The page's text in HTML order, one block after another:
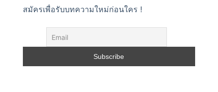
สมัครเพื่อรับบทความใหม่ก่อนใคร !